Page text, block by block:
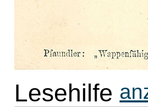
Lesehilfe